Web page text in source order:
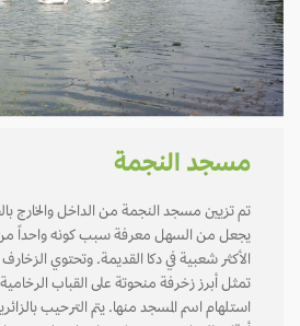
مسجد النجمة
تم تزيين مسجد النجمة من الداخل والخارج
يجعل من السهل معرفة سبب كونه واحداً من
الأكثر شعبية في دكا القديمة. وتحتوي الزخارف
تمثل أبرز زخرفة منحوتة على القباب الرخامية
استلهام اسم المسجد منها. يتم الترحيب